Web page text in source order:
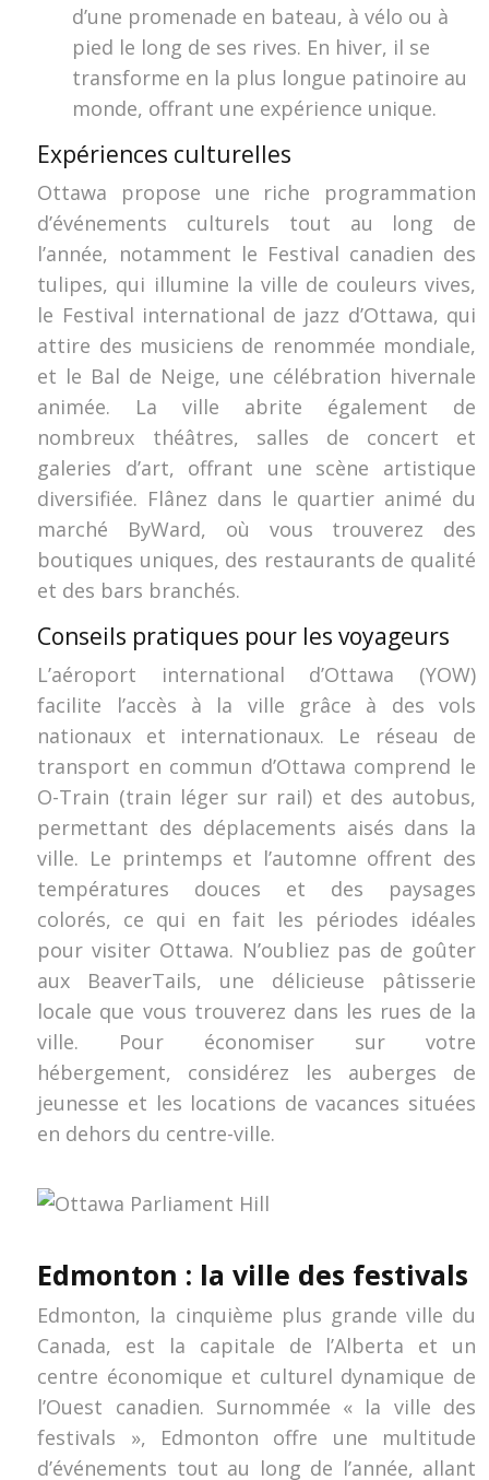
d’une promenade en bateau, à vélo ou à
pied le long de ses rives. En hiver, il se
transforme en la plus longue patinoire au
monde, offrant une expérience unique.
Expériences culturelles
Ottawa propose une riche programmation
d’événements culturels tout au long de
l’année, notamment le Festival canadien des
tulipes, qui illumine la ville de couleurs vives,
le Festival international de jazz d’Ottawa, qui
attire des musiciens de renommée mondiale,
et le Bal de Neige, une célébration hivernale
animée. La ville abrite également de
nombreux théâtres, salles de concert et
galeries d’art, offrant une scène artistique
diversifiée. Flânez dans le quartier animé du
marché ByWard, où vous trouverez des
boutiques uniques, des restaurants de qualité
et des bars branchés.
Conseils pratiques pour les voyageurs
L’aéroport international d’Ottawa (YOW)
facilite l’accès à la ville grâce à des vols
nationaux et internationaux. Le réseau de
transport en commun d’Ottawa comprend le
O-Train (train léger sur rail) et des autobus,
permettant des déplacements aisés dans la
ville. Le printemps et l’automne offrent des
températures douces et des paysages
colorés, ce qui en fait les périodes idéales
pour visiter Ottawa. N’oubliez pas de goûter
aux BeaverTails, une délicieuse pâtisserie
locale que vous trouverez dans les rues de la
ville. Pour économiser sur votre
hébergement, considérez les auberges de
jeunesse et les locations de vacances situées
en dehors du centre-ville.
Edmonton : la ville des festivals
Edmonton, la cinquième plus grande ville du
Canada, est la capitale de l’Alberta et un
centre économique et culturel dynamique de
l’Ouest canadien. Surnommée « la ville des
festivals », Edmonton offre une multitude
d’événements tout au long de l’année, allant